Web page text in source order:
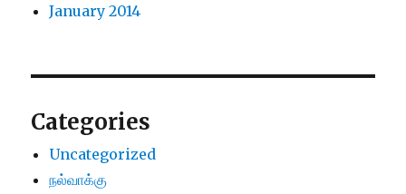
January 2014
Categories
Uncategorized
நல்வாக்கு